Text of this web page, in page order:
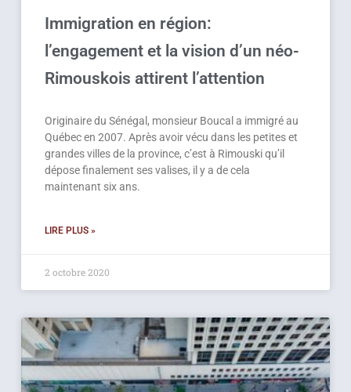
Immigration en région:
l’engagement et la vision d’un néo-
Rimouskois attirent l’attention
Originaire du Sénégal, monsieur Boucal a immigré au
Québec en 2007. Après avoir vécu dans les petites et
grandes villes de la province, c’est à Rimouski qu’il
dépose finalement ses valises, il y a de cela
maintenant six ans.
LIRE PLUS »
2 octobre 2020